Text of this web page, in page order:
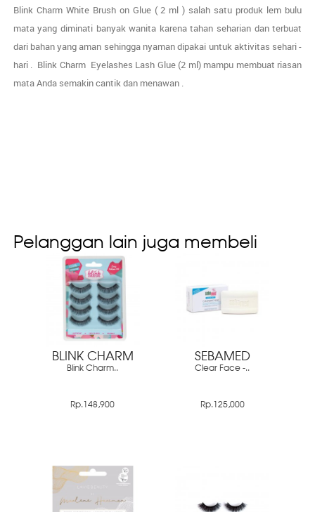
Blink Charm White Brush on Glue ( 2 ml ) salah satu produk lem bulu
mata yang diminati banyak wanita karena tahan seharian dan terbuat
dari bahan yang aman sehingga nyaman dipakai untuk aktivitas sehari -
hari . Blink Charm Eyelashes Lash Glue (2 ml) mampu membuat riasan
mata Anda semakin cantik dan menawan .
Pelanggan lain juga membeli
BLINK CHARM
Blink Charm..
Rp.148,900
SEBAMED
Clear Face -..
Rp.125,000